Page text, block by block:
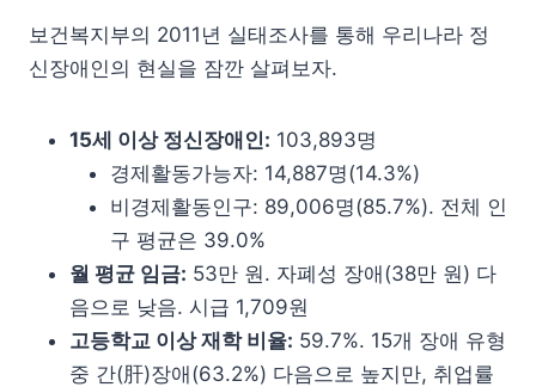
보건복지부의 2011년 실태조사를 통해 우리나라 정
신장애인의 현실을 잠깐 살펴보자.
15세 이상 정신장애인: 103,893명
경제활동가능자: 14,887명(14.3%)
비경제활동인구: 89,006명(85.7%). 전체 인
구 평균은 39.0%
월 평균 임금: 53만 원. 자폐성 장애(38만 원) 다
음으로 낮음. 시급 1,709원
고등학교 이상 재학 비율: 59.7%. 15개 장애 유형
중 간(肝)장애(63.2%) 다음으로 높지만, 취업률